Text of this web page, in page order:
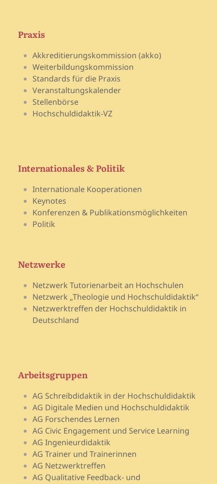
Praxis
Akkreditierungskommission (akko)
Weiterbildungskommission
Standards für die Praxis
Veranstaltungskalender
Stellenbörse
Hochschuldidaktik-VZ
Internationales & Politik
Internationale Kooperationen
Keynotes
Konferenzen & Publikationsmöglichkeiten
Politik
Netzwerke
Netzwerk Tutorienarbeit an Hochschulen
Netzwerk „Theologie und Hochschuldidaktik“
Netzwerktreffen der Hochschuldidaktik in
Deutschland
Arbeitsgruppen
AG Schreibdidaktik in der Hochschuldidaktik
AG Digitale Medien und Hochschuldidaktik
AG Forschendes Lernen
AG Civic Engagement und Service Learning
AG Ingenieurdidaktik
AG Trainer und Trainerinnen
AG Netzwerktreffen
AG Qualitative Feedback- und